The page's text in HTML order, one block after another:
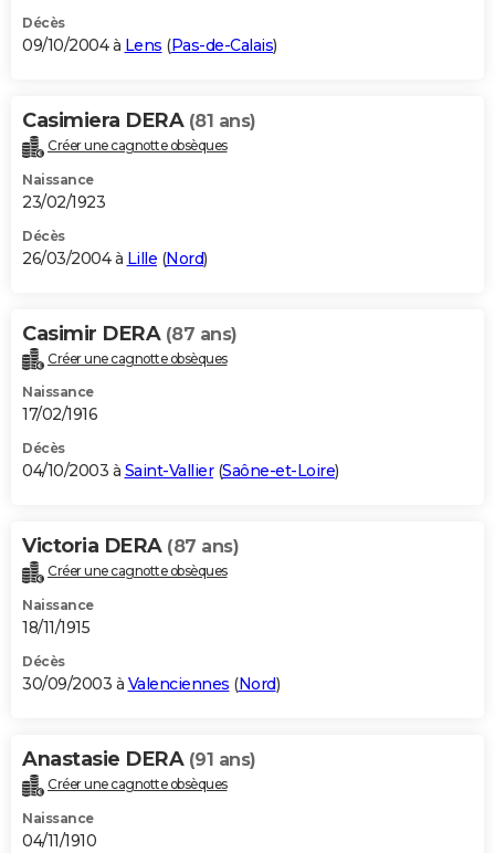
Décès
09/10/2004 à Lens (Pas-de-Calais)
Casimiera DERA (81 ans)
Créer une cagnotte obsèques
Naissance
23/02/1923
Décès
26/03/2004 à Lille (Nord)
Casimir DERA (87 ans)
Créer une cagnotte obsèques
Naissance
17/02/1916
Décès
04/10/2003 à Saint-Vallier(Saône-et-Loire)
Victoria DERA (87 ans)
Créer une cagnotte obsèques
Naissance
18/11/1915
Décès
30/09/2003 à Valenciennes (Nord)
Anastasie DERA (91 ans)
Créer une cagnotte obsèques
Naissance
04/11/1910